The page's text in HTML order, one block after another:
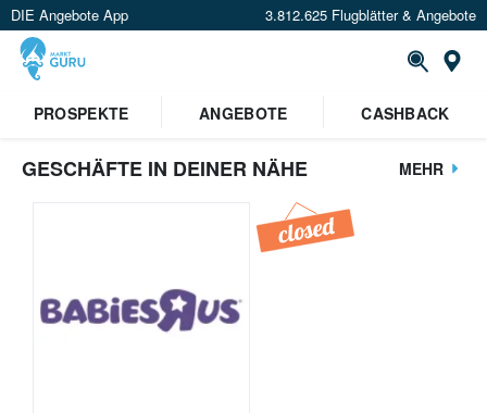
DIE Angebote App 3.812.625 Flugblätter & Angebote
PROSPEKTE
ANGEBOTE CASHBACK
GESCHÄFTE IN DEINER NÄHE MEHR